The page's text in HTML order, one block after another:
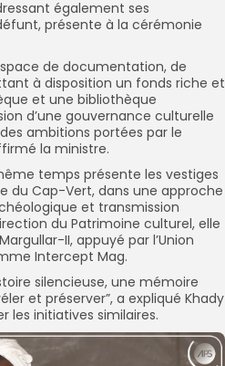
également ses
présente à la cérémonie
de documentation, de
à disposition un fonds riche et
et une bibliothèque
d’une gouvernance culturelle
ambitions portées par le
la ministre.
temps présente les vestiges
du Cap-Vert, dans une approche
et transmission
du Patrimoine culturel, elle
II, appuyé par l’Union
Intercept Mag.
silencieuse, une mémoire
et préserver”, a expliqué Khady
les initiatives similaires.